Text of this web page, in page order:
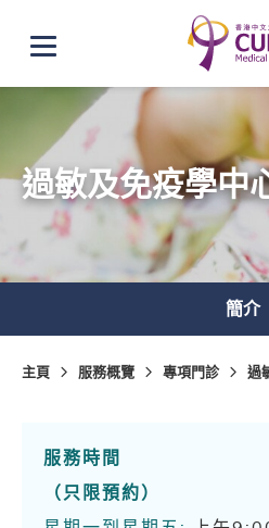
打開選單
過敏及免疫學中
簡介
主頁 服務概覽 專項門診 過
服務時間
（只限預約）